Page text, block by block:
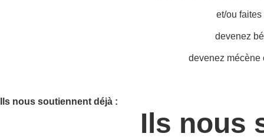
et/ou
devenez
devenez mécène
Ils nous soutiennent déjà :
Ils nous